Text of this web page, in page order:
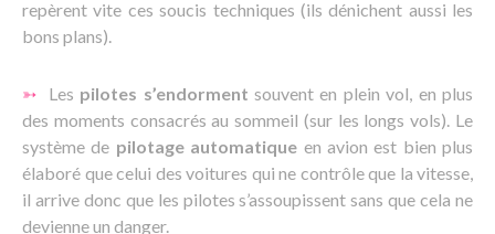
repèrent vite ces soucis techniques (ils dénichent aussi les
bons plans).
➳ Les pilotes s’endorment souvent en plein vol, en plus
des moments consacrés au sommeil (sur les longs vols). Le
système de pilotage automatique en avion est bien plus
élaboré que celui des voitures qui ne contrôle que la vitesse,
il arrive donc que les pilotes s’assoupissent sans que cela ne
devienne un danger.